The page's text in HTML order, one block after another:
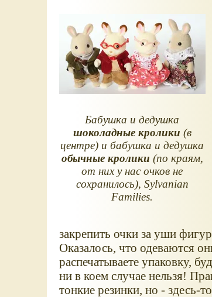
Бабушка и дедушка
шоколадные кролики (в
центре) и бабушка и дедушка
обычные кролики (по краям,
от них у нас очков не
сохранилось), Sylvanian
Families.
закрепить очки за уши
Оказалось, что одеваются
распечатываете упаковку,
ни в коем случае нельзя!
тонкие резинки, но - здесь-